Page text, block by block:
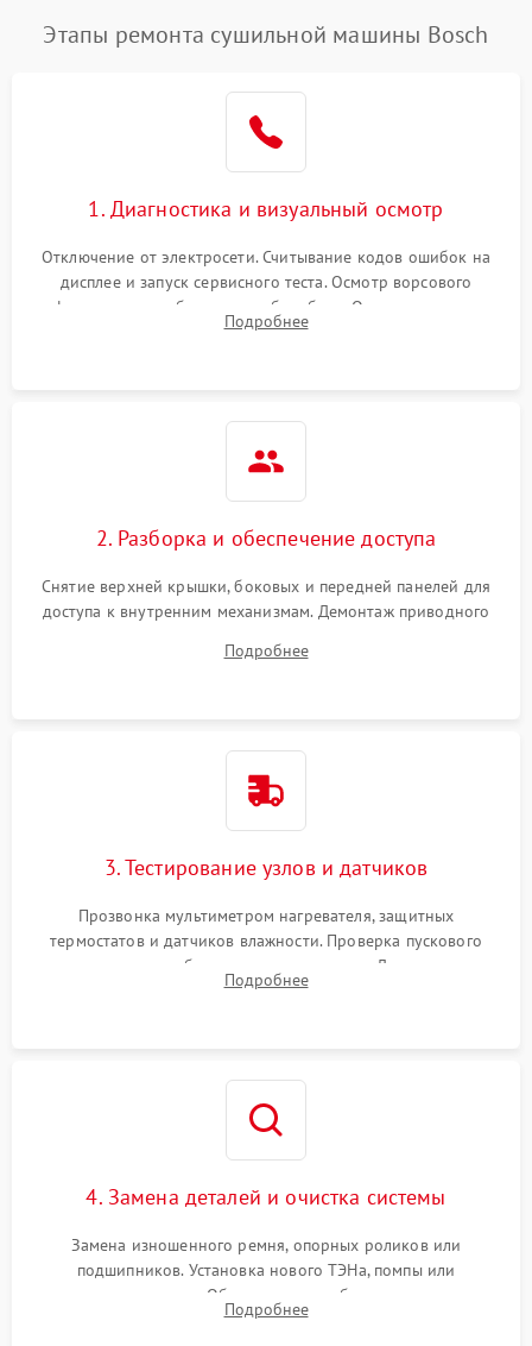
Этапы ремонта сушильной машины Bosch
1. Диагностика и визуальный осмотр
Отключение от электросети. Считывание кодов ошибок на
дисплее и запуск сервисного теста. Осмотр ворсового
фильтра, теплообменника и барабана. Опрос клиента о
неисправностях (не сушит, не крутит барабан, сильно шумит
Подробнее
2. Разборка и обеспечение доступа
Снятие верхней крышки, боковых и передней панелей для
доступа к внутренним механизмам. Демонтаж приводного
Обеспечение свободного доступа к ТЭНу, компрессору,
Подробнее
3. Тестирование узлов и датчиков
Прозвонка мультиметром нагревателя, защитных
термостатов и датчиков влажности. Проверка пускового
конденсатора, обмоток мотора и помпы. Для машин с
тепловым насосом — диагностика работы компрессора и
Подробнее
4. Замена деталей и очистка системы
Замена изношенного ремня, опорных роликов или
подшипников. Установка нового ТЭНа, помпы или
термодатчиков. Обязательная глубокая очистка
конденсатора, крыльчатки вентилятора и воздуховодов от
Подробнее